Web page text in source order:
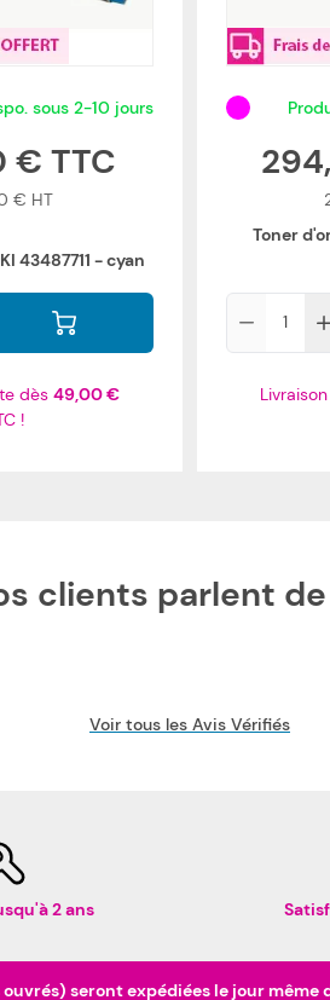
sous 2-10 jours
€
€
43487711 - cyan
dès49,00 €
!
Toner
clients parlent
Voir tous les Avis Vérifiés
2 ans
seront expédiées le jour